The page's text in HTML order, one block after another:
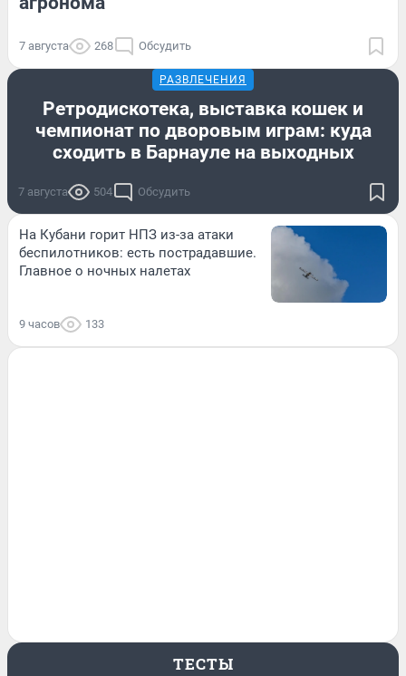
7 августа 268 Обсудить
РАЗВЛЕЧЕНИЯ
Ретродискотека, выставка кошек и
чемпионат по дворовым играм: куда
сходить в Барнауле на выходных
7 августа 504 Обсудить
На Кубани горит НПЗ из-за атаки
беспилотников: есть пострадавшие.
Главное о ночных налетах
9 часов 133
ТЕСТЫ